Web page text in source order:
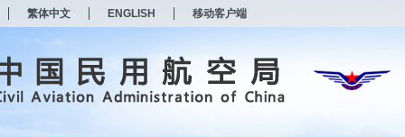
繁体中文 ENGLISH 移动客户端